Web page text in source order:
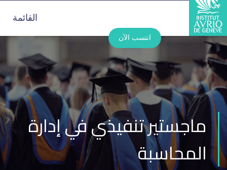
انتسب الآن
القائمة
ماجستير تنفيذي في إدارة
المحاسبة